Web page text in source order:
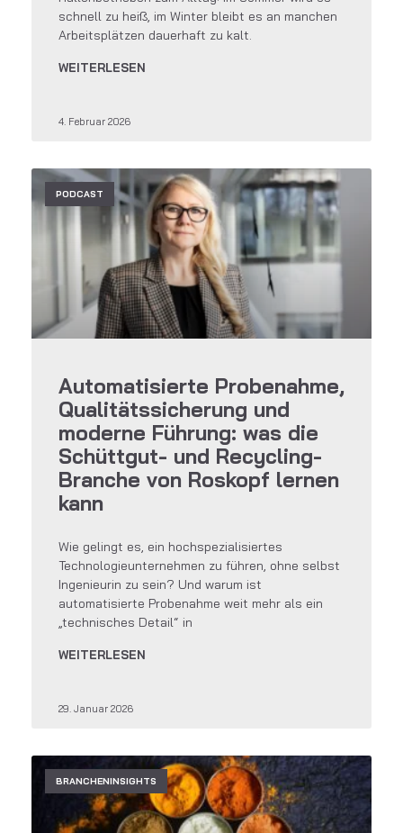
schnell zu heiß, im Winter bleibt es an manchen
Arbeitsplätzen dauerhaft zu kalt.
WEITERLESEN
4. Februar 2026
PODCAST
Automatisierte Probenahme,
Qualitätssicherung und
moderne Führung: was die
Schüttgut- und Recycling-
Branche von Roskopf lernen
kann
Wie gelingt es, ein hochspezialisiertes
Technologieunternehmen zu führen, ohne selbst
Ingenieurin zu sein? Und warum ist
automatisierte Probenahme weit mehr als ein
„technisches Detail“ in
WEITERLESEN
29. Januar 2026
BRANCHENINSIGHTS